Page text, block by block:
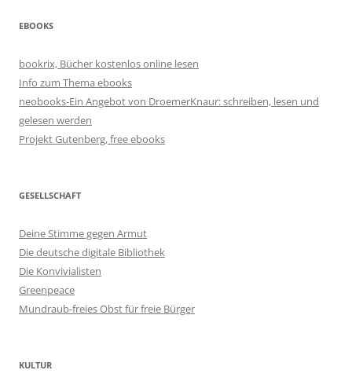
EBOOKS
bookrix, Bücher kostenlos online lesen
Info zum Thema ebooks
neobooks-Ein Angebot von DroemerKnaur: schreiben, lesen und
gelesen werden
Projekt Gutenberg, free ebooks
GESELLSCHAFT
Deine Stimme gegen Armut
Die deutsche digitale Bibliothek
Die Konvivialisten
Greenpeace
Mundraub-freies Obst für freie Bürger
KULTUR